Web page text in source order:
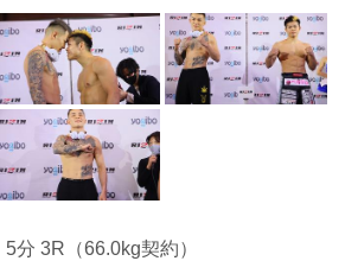
分 3R（66.0kg契約）